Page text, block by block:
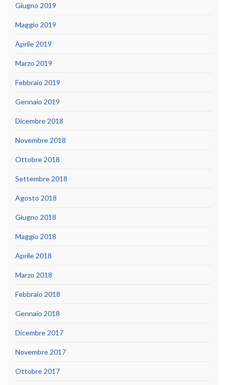
Giugno 2019
Maggio 2019
Aprile 2019
Marzo 2019
Febbraio 2019
Gennaio 2019
Dicembre 2018
Novembre 2018
Ottobre 2018
Settembre 2018
Agosto 2018
Giugno 2018
Maggio 2018
Aprile 2018
Marzo 2018
Febbraio 2018
Gennaio 2018
Dicembre 2017
Novembre 2017
Ottobre 2017